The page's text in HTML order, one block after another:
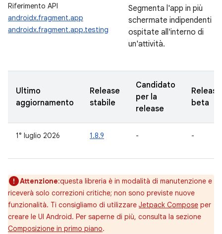
Riferimento API
androidx.fragment.app
androidx.fragment.app.testing
Segmenta l'app in più
schermate indipendenti
ospitate all'interno di
un'attività.
Ultimo
aggiornamento
Release
stabile
Candidato
per la
release
Release
beta
1° luglio 2026 1.8.9 - -
Attenzione:questa libreria è in modalità di manutenzione e
riceverà solo correzioni critiche; non sono previste nuove
funzionalità. Ti consigliamo di utilizzare Jetpack Compose per
creare le UI Android. Per saperne di più, consulta la sezione
Composizione in primo piano.